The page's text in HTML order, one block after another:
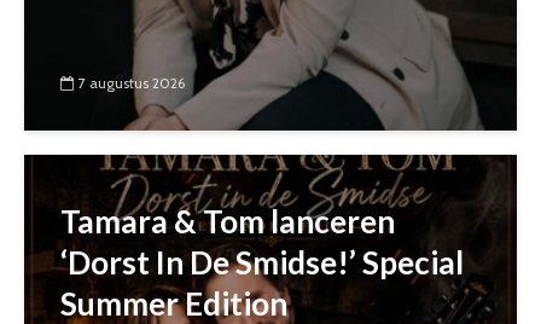
7 augustus 2026
Tamara & Tom lanceren
‘Dorst In De Smidse!’ Special
Summer Edition